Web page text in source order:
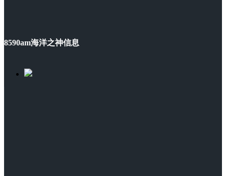
8590am海洋之神信息